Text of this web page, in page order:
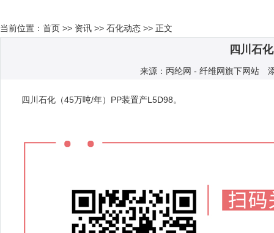
当前位置： 首页 >> 资讯 >> 石化动态 >> 正文
四川石
来源：丙纶网 - 纤维网旗下网站
四川石化（45万吨/年）PP装置产L5D98。